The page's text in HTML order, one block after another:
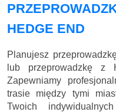
HEDGE END
Planujesz
lub przeprowadzkę z
Zapewniamy
trasie między tymi
Twoich